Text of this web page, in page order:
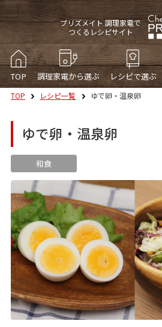
プリズメイト 調理家電で
つくるレシピサイト
TOP 調理家電から選ぶ レシピで選ぶ
TOP レシピ一覧 ゆで卵・温泉卵
ゆで卵・温泉卵
和食